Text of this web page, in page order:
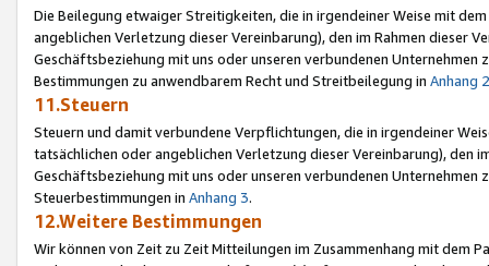
Die Beilegung etwaiger Streitigkeiten, die in irgendeiner Weise mit
angeblichen Verletzung dieser Vereinbarung), den im Rahmen dieser
Geschäftsbeziehung mit uns oder unseren verbundenen
Bestimmungen zu anwendbarem Recht und Streitbeilegung in Anhang 2
11.Steuern
Steuern und damit verbundene Verpflichtungen, die in irgendeiner
tatsächlichen oder angeblichen Verletzung dieser Vereinbarung), den
Geschäftsbeziehung mit uns oder unseren verbundenen
Steuerbestimmungen in Anhang 3.
12.Weitere Bestimmungen
Wir können von Zeit zu Zeit Mitteilungen im Zusammenhang mit dem